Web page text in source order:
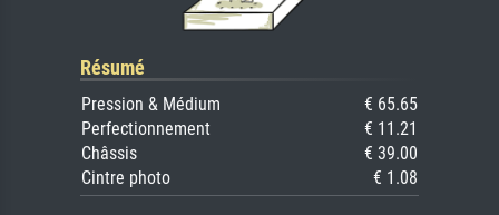
Résumé
Pression & Médium
€ 65.65
Perfectionnement
€ 11.21
Châssis
€ 39.00
Cintre photo
€ 1.08